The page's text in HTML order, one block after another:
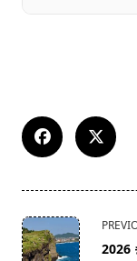
<span
class="nav-
2026